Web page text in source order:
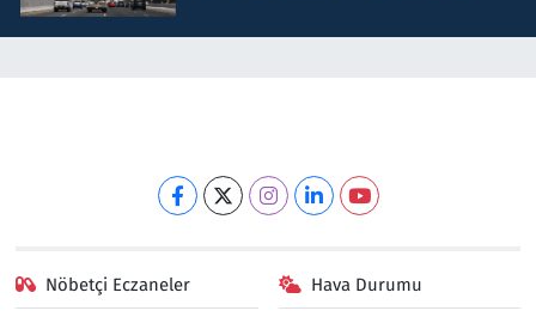
Nöbetçi Eczaneler Hava Durumu